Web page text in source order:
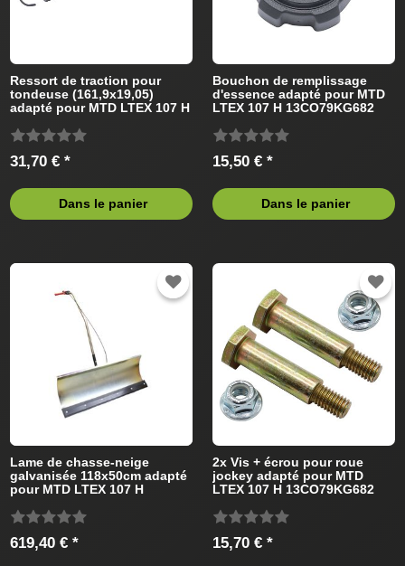
Ressort de traction pour
tondeuse (161,9x19,05)
adapté pour MTD LTEX 107 H
Tracteur de pelouse
31,70 € *
Dans le panier
Bouchon de remplissage
d'essence adapté pour MTD
LTEX 107 H 13CO79KG682
15,50 € *
Dans le panier
Lame de chasse-neige
galvanisée 118x50cm adapté
pour MTD LTEX 107 H
pelouse
619,40 € *
2x Vis + écrou pour roue
jockey adapté pour MTD
LTEX 107 H 13CO79KG682
15,70 € *